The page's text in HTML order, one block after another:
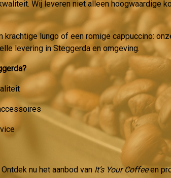
Wij leveren niet alleen hoogwaardige
krachtige lungo of een romige cappuccino:
levering in Steggerda en omgeving.
nu het aanbod van It’s Your Coffeeen